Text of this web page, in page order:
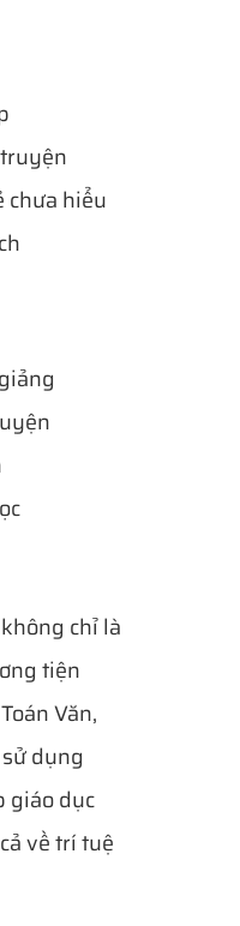
chưa hiểu
chỉ là
tiện
Văn,
dụng
giáo dục
về trí tuệ